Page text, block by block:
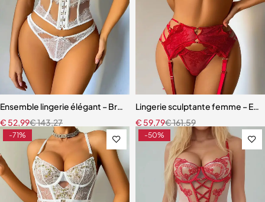
Ensemble lingerie élégant – Bretelles réglables et dentelle raffinée
€143,27
€ 52,99
Lingerie sculptante femme –
€161,59
€ 59,79
-71% -50%